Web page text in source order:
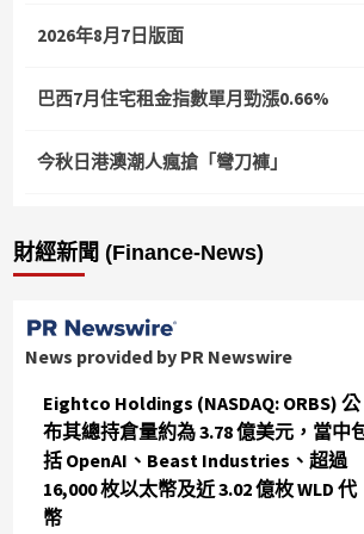
2026年8月7日版面
巴西7月住宅租金指數單月勁漲0.66%
今秋日港澳潮人瘋搶「彎刀褲」
財經新聞 (Finance-News)
News provided by PR Newswire
Eightco Holdings (NASDAQ: ORBS) 公
布其總持倉量約為 3.78 億美元，當中
括 OpenAI、Beast Industries、超過
16,000 枚以太幣及近 3.02 億枚 WLD 代
幣